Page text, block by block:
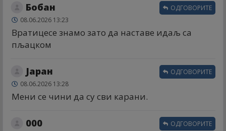
Бобан
08.06.2026 13:23
Вратицесе знамо зато да наставе идаљ са
пљацком
ОДГОВОРИТЕ
Јаран
08.06.2026 13:28
Мени се чини да су сви карани.
ОДГОВОРИТЕ
000 ОДГОВОРИТЕ